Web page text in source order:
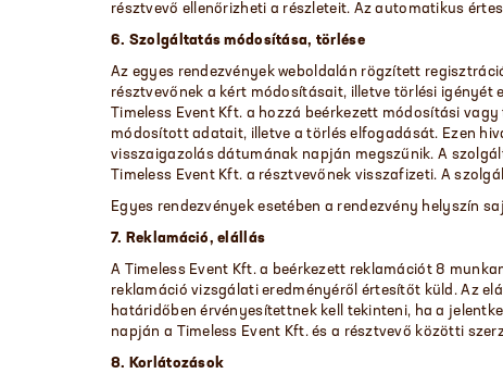
résztvevő ellenőrizheti a részleteit. Az automatikus
6. Szolgáltatás módosítása, törlése
Az egyes rendezvények weboldalán rögzített
résztvevőnek a kért módosításait, illetve törlési igényét
Timeless Event Kft. a hozzá beérkezett módosítási
módosított adatait, illetve a törlés elfogadását. Ezen
visszaigazolás dátumának napján megszűnik. A
Timeless Event Kft. a résztvevőnek visszafizeti. A
Egyes rendezvények esetében a rendezvény helyszín
7. Reklamáció, elállás
A Timeless Event Kft. a beérkezett reklamációt 8
reklamáció vizsgálati eredményéről értesítőt küld. Az
határidőben érvényesítettnek kell tekinteni, ha a
napján a Timeless Event Kft. és a résztvevő közötti
8. Korlátozások